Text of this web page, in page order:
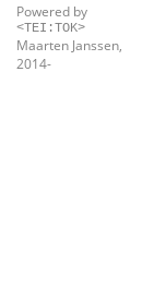
Powered by
<TEI:TOK>
Maarten Janssen,
2014-